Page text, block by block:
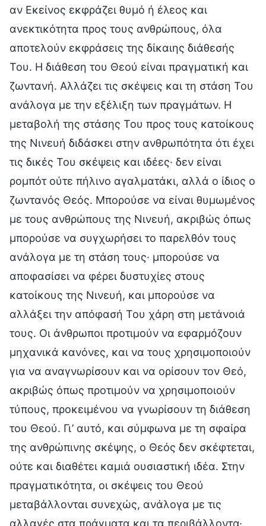
αν Εκείνος εκφράζει θυμό ή έλεος και
ανεκτικότητα προς τους ανθρώπους, όλα
αποτελούν εκφράσεις της δίκαιης διάθεσής
Του. Η διάθεση του Θεού είναι πραγματική και
ζωντανή. Αλλάζει τις σκέψεις και τη στάση Του
ανάλογα με την εξέλιξη των πραγμάτων. Η
μεταβολή της στάσης Του προς τους κατοίκους
της Νινευή διδάσκει στην ανθρωπότητα ότι έχει
τις δικές Του σκέψεις και ιδέες· δεν είναι
ρομπότ ούτε πήλινο αγαλματάκι, αλλά ο ίδιος ο
ζωντανός Θεός. Μπορούσε να είναι θυμωμένος
με τους ανθρώπους της Νινευή, ακριβώς όπως
μπορούσε να συγχωρήσει το παρελθόν τους
ανάλογα με τη στάση τους· μπορούσε να
αποφασίσει να φέρει δυστυχίες στους
κατοίκους της Νινευή, και μπορούσε να
αλλάξει την απόφασή Του χάρη στη μετάνοιά
τους. Οι άνθρωποι προτιμούν να εφαρμόζουν
μηχανικά κανόνες, και να τους χρησιμοποιούν
για να αναγνωρίσουν και να ορίσουν τον Θεό,
ακριβώς όπως προτιμούν να χρησιμοποιούν
τύπους, προκειμένου να γνωρίσουν τη διάθεση
του Θεού. Γι’ αυτό, και σύμφωνα με τη σφαίρα
της ανθρώπινης σκέψης, ο Θεός δεν σκέφτεται,
ούτε και διαθέτει καμιά ουσιαστική ιδέα. Στην
πραγματικότητα, οι σκέψεις του Θεού
μεταβάλλονται συνεχώς, ανάλογα με τις
αλλαγές στα πράγματα και τα περιβάλλοντα·